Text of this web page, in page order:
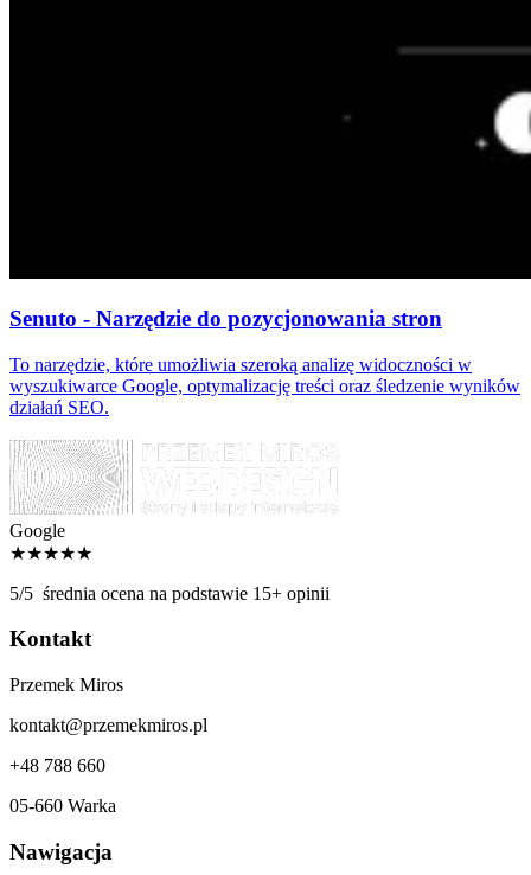
Senuto - Narzędzie do pozycjonowania stron
To narzędzie, które umożliwia szeroką analizę widoczności w
wyszukiwarce Google, optymalizację treści oraz śledzenie wyników
działań SEO.
Google
★★★★★
5/5 średnia ocena na podstawie 15+ opinii
Kontakt
Przemek Miros
kontakt@przemekmiros.pl
+48 788 660
05-660 Warka
Nawigacja